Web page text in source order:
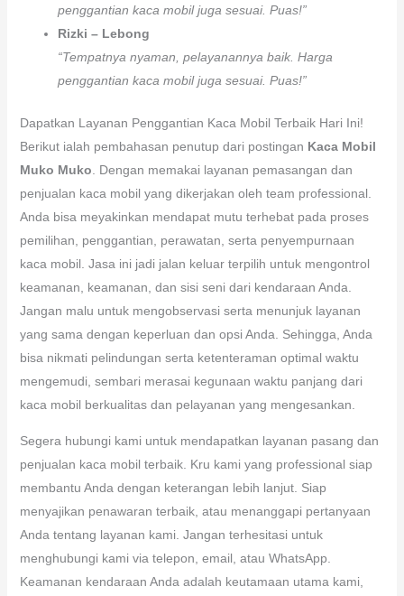
penggantian kaca mobil juga sesuai. Puas!”
Rizki – Lebong
“Tempatnya nyaman, pelayanannya baik. Harga
penggantian kaca mobil juga sesuai. Puas!”
Dapatkan Layanan Penggantian Kaca Mobil Terbaik Hari Ini!
Berikut ialah pembahasan penutup dari postingan Kaca Mobil
Muko Muko . Dengan memakai layanan pemasangan dan
penjualan kaca mobil yang dikerjakan oleh team professional.
Anda bisa meyakinkan mendapat mutu terhebat pada proses
pemilihan, penggantian, perawatan, serta penyempurnaan
kaca mobil. Jasa ini jadi jalan keluar terpilih untuk mengontrol
keamanan, keamanan, dan sisi seni dari kendaraan Anda.
Jangan malu untuk mengobservasi serta menunjuk layanan
yang sama dengan keperluan dan opsi Anda. Sehingga, Anda
bisa nikmati pelindungan serta ketenteraman optimal waktu
mengemudi, sembari merasai kegunaan waktu panjang dari
kaca mobil berkualitas dan pelayanan yang mengesankan.
Segera hubungi kami untuk mendapatkan layanan pasang dan
penjualan kaca mobil terbaik. Kru kami yang professional siap
membantu Anda dengan keterangan lebih lanjut. Siap
menyajikan penawaran terbaik, atau menanggapi pertanyaan
Anda tentang layanan kami. Jangan terhesitasi untuk
menghubungi kami via telepon, email, atau WhatsApp.
Keamanan kendaraan Anda adalah keutamaan utama kami,